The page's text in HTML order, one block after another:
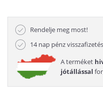
Rendelje meg most!
14 nap pénz
A terméket
jótállással